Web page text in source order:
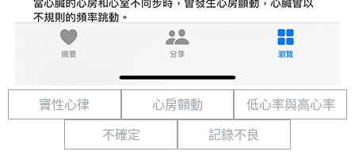
竇性心律 心房顫動
低心率與高心率
不確定
記錄不良